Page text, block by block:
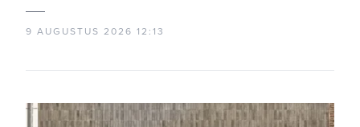
9 AUGUSTUS 2026 12:13